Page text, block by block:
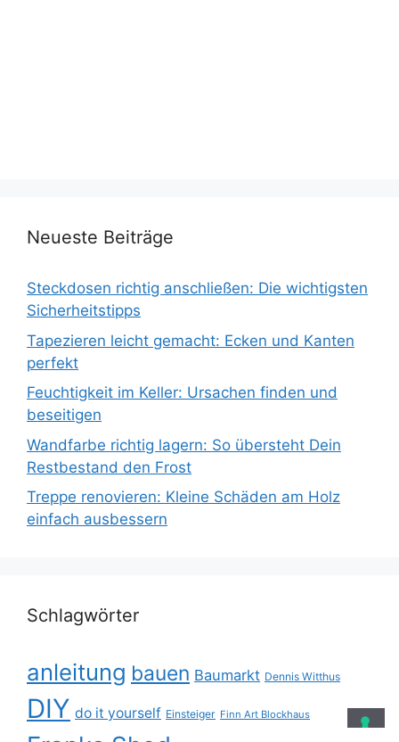
Neueste Beiträge
Steckdosen richtig anschließen: Die wichtigsten
Sicherheitstipps
Tapezieren leicht gemacht: Ecken und Kanten
perfekt
Feuchtigkeit im Keller: Ursachen finden und
beseitigen
Wandfarbe richtig lagern: So übersteht Dein
Restbestand den Frost
Treppe renovieren: Kleine Schäden am Holz
einfach ausbessern
Schlagwörter
anleitung bauen Baumarkt Dennis Witthus
DIY do it yourself Einsteiger Finn Art Blockhaus